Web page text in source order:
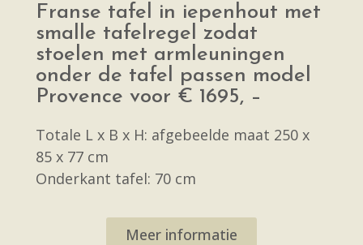
Franse tafel in iepenhout met
smalle tafelregel zodat
stoelen met armleuningen
onder de tafel passen model
Provence voor € 1695, –
Totale L x B x H: afgebeelde maat 250 x
85 x 77 cm
Onderkant tafel: 70 cm
Meer informatie